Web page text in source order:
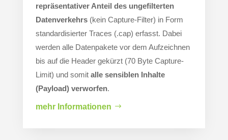
repräsentativer Anteil des ungefilterten
Datenverkehrs(kein Capture-Filter) in Form
standardisierter Traces (.cap) erfasst. Dabei
werden alle Datenpakete vor dem Aufzeichnen
bis auf die Header gekürzt (70 Byte Capture-
Limit) und somit alle sensiblen Inhalte
(Payload) verworfen.
mehr Informationen